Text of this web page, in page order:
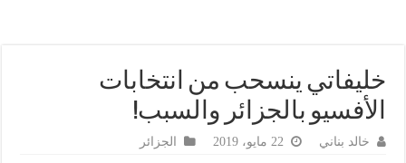
ينسحب من انتخابات
بالجزائر والسبب!
خالد بناني الجزائر